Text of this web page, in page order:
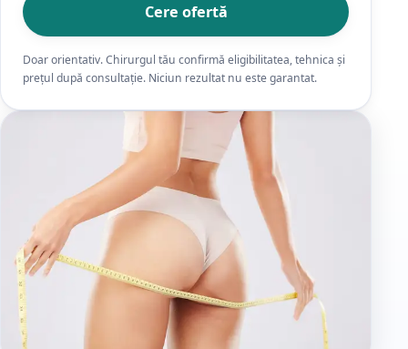
Cere ofertă
Doar orientativ. Chirurgul tău confirmă eligibilitatea, tehnica și
prețul după consultație. Niciun rezultat nu este garantat.